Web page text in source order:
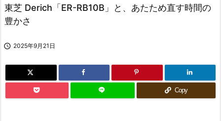
東芝 Derich「ER-RB10B」と、あたため直す時間の
豊かさ
 2025年9月21日
Copy